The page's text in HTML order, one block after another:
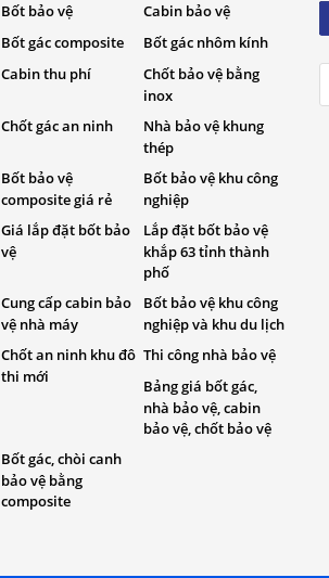
Bốt bảo vệ
Cabin bảo vệ
Bốt gác composite
Bốt gác nhôm kính
Cabin thu phí
Chốt bảo vệ bằng
inox
Chốt gác an ninh Nhà bảo vệ khung
thép
Bốt bảo vệ
composite giá rẻ
Bốt bảo vệ khu công
nghiệp
Giá lắp đặt bốt bảo
vệ
Lắp đặt bốt bảo vệ
khắp 63 tỉnh thành
phố
Cung cấp cabin bảo
vệ nhà máy
Bốt bảo vệ khu công
nghiệp và khu du lịch
Chốt an ninh khu đô
thi mới
Thi công nhà bảo vệ
Bảng giá bốt gác,
nhà bảo vệ, cabin
bảo vệ, chốt bảo vệ
Bốt gác, chòi canh
bảo vệ bằng
composite